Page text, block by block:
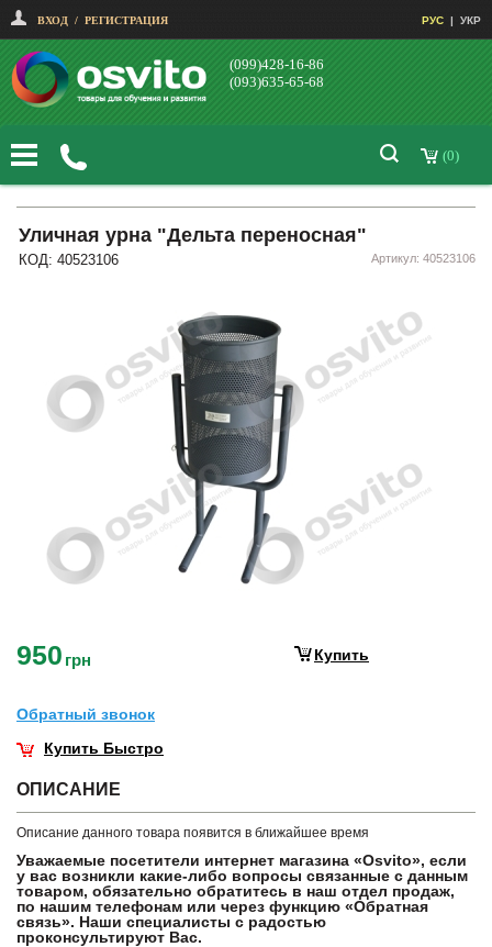
ВХОД / РЕГИСТРАЦИЯ РУС | УКР
(099)428-16-86
(093)635-65-68
(0)
Уличная урна "Дельта переносная"
КОД: 40523106 Артикул: 40523106
950 грн Купить
Обратный звонок
Купить Быстро
ОПИСАНИЕ
Описание данного товара появится в ближайшее время
Уважаемые посетители интернет магазина «Osvito», если
у вас возникли какие-либо вопросы связанные с данным
товаром, обязательно обратитесь в наш отдел продаж,
по нашим телефонам или через функцию «Обратная
связь». Наши специалисты с радостью
проконсультируют Вас.